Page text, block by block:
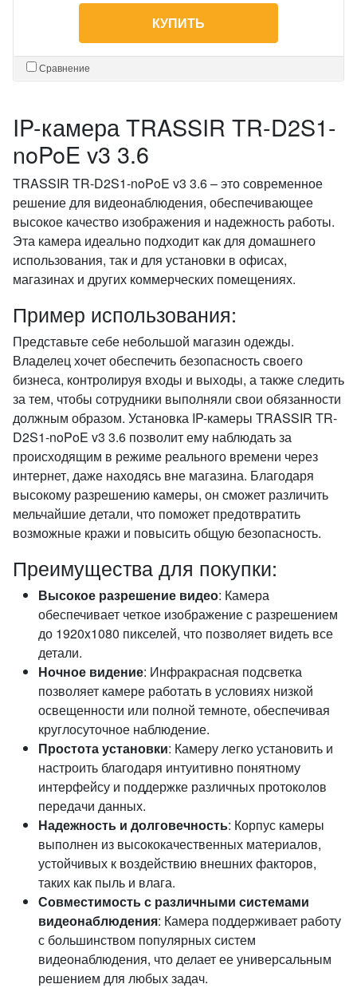
КУПИТЬ
Сравнение
IP-камера TRASSIR TR-D2S1-
noPoE v3 3.6
TRASSIR TR-D2S1-noPoE v3 3.6 – это современное
решение для видеонаблюдения, обеспечивающее
высокое качество изображения и надежность работы.
Эта камера идеально подходит как для домашнего
использования, так и для установки в офисах,
магазинах и других коммерческих помещениях.
Пример использования:
Представьте себе небольшой магазин одежды.
Владелец хочет обеспечить безопасность своего
бизнеса, контролируя входы и выходы, а также следить
за тем, чтобы сотрудники выполняли свои обязанности
должным образом. Установка IP-камеры TRASSIR TR-
D2S1-noPoE v3 3.6 позволит ему наблюдать за
происходящим в режиме реального времени через
интернет, даже находясь вне магазина. Благодаря
высокому разрешению камеры, он сможет различить
мельчайшие детали, что поможет предотвратить
возможные кражи и повысить общую безопасность.
Преимущества для покупки:
Высокое разрешение видео: Камера
обеспечивает четкое изображение с разрешением
до 1920x1080 пикселей, что позволяет видеть все
детали.
Ночное видение: Инфракрасная подсветка
позволяет камере работать в условиях низкой
освещенности или полной темноте, обеспечивая
круглосуточное наблюдение.
Простота установки: Камеру легко установить и
настроить благодаря интуитивно понятному
интерфейсу и поддержке различных протоколов
передачи данных.
Надежность и долговечность: Корпус камеры
выполнен из высококачественных материалов,
устойчивых к воздействию внешних факторов,
таких как пыль и влага.
Совместимость с различными системами
видеонаблюдения: Камера поддерживает работу
с большинством популярных систем
видеонаблюдения, что делает ее универсальным
решением для любых задач.